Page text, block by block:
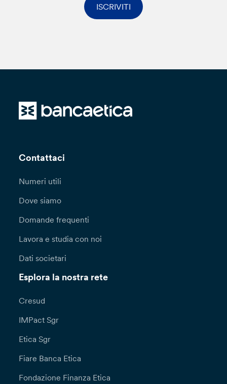
ISCRIVITI
Contattaci
Numeri utili
Dove siamo
Domande frequenti
Lavora e studia con noi
Dati societari
Esplora la nostra rete
Cresud
IMPact Sgr
Etica Sgr
Fiare Banca Etica
Fondazione Finanza Etica